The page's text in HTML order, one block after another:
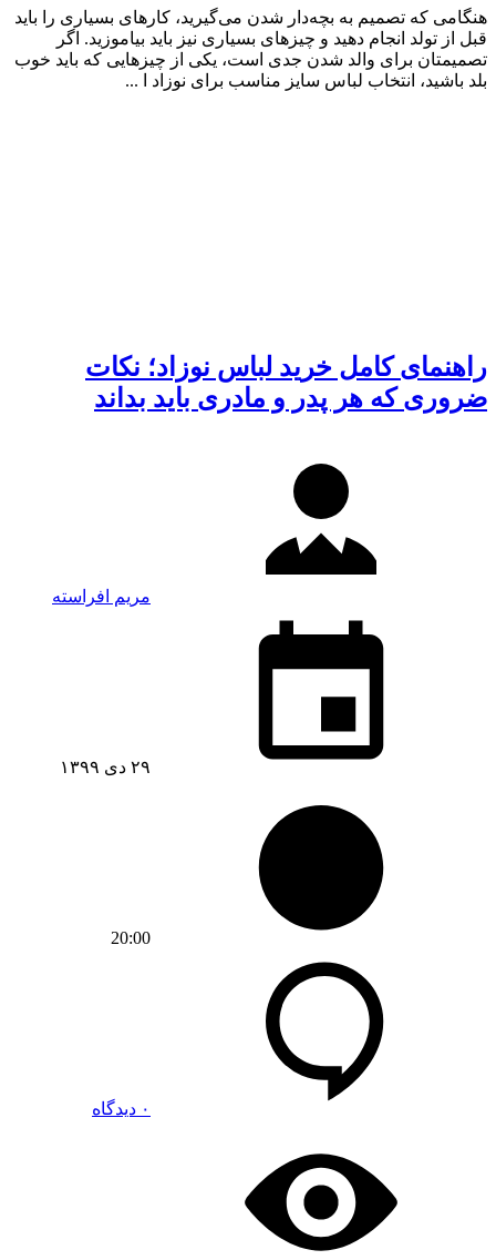
هنگامی که تصمیم به بچه‌دار شدن می‌گیرید، کارهای بسیاری را باید
قبل از تولد انجام دهید و چیزهای بسیاری نیز باید بیاموزید. اگر
تصمیمتان برای والد شدن جدی است، یکی از چیزهایی که باید خوب
بلد باشید، انتخاب لباس سایز مناسب برای نوزاد ا ...
راهنمای کامل خرید لباس نوزاد؛ نکات
ضروری که هر پدر و مادری باید بداند
مریم افراسته
۲۹ دی ۱۳۹۹
20:00
۰ دیدگاه